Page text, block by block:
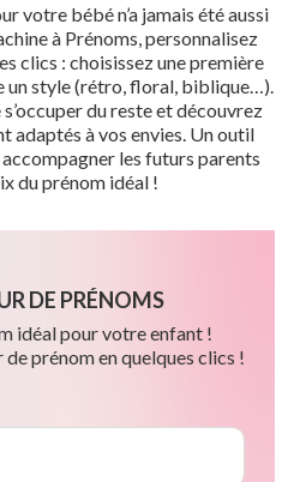
votre bébé n’a jamais été aussi
à Prénoms, personnalisez
clics : choisissez une première
un style (rétro, floral, biblique…).
du reste et découvrez
adaptés à vos envies. Un outil
les futurs parents
du prénom idéal !
DE PRÉNOMS
idéal pour votre enfant !
prénom en quelques clics !